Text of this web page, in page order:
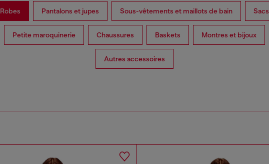
Robes Pantalons et jupes Sous-vêtements et maillots de bain Sacs
Petite maroquinerie Chaussures Baskets Montres et bijoux
Autres accessoires